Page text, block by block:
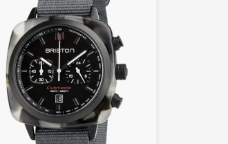
330.00
AMAZON.fr